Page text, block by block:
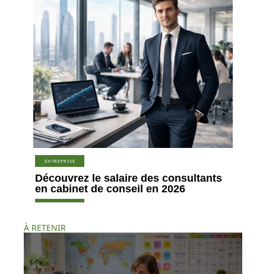
ENTREPRISE
Découvrez le salaire des consultants
en cabinet de conseil en 2026
À RETENIR